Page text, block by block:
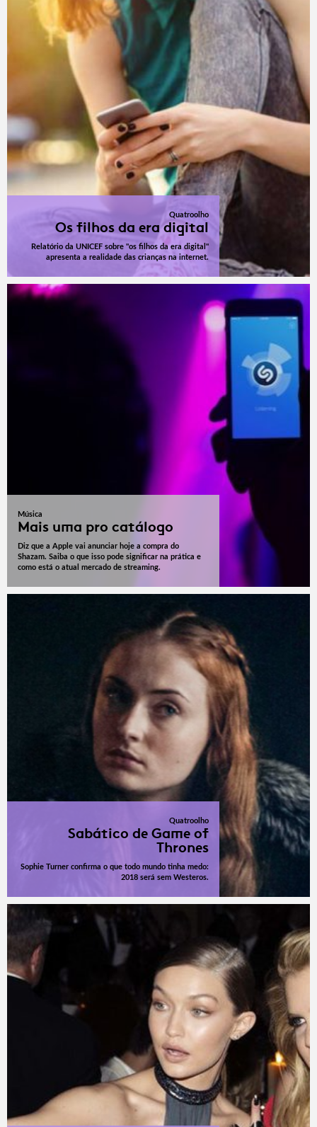
Quatroolho
Os filhos da era digital
Relatório da UNICEF sobre "os filhos da era digital"
apresenta a realidade das crianças na internet.
Música
Mais uma pro catálogo
Diz que a Apple vai anunciar hoje a compra do
Shazam. Saiba o que isso pode significar na prática e
como está o atual mercado de streaming.
Quatroolho
Sabático de Game of
Thrones
Sophie Turner confirma o que todo mundo tinha medo:
2018 será sem Westeros.